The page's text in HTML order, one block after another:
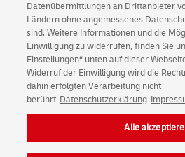
14,99 €2)
Sofort lieferbar
in den
Datenübermittlungen an Drittanbieter
Ländern ohne angemessenes
sind. Weitere Informationen und die
Einwilligung zu widerrufen, finden Sie
Einstellungen“ unten auf dieser
Widerruf der Einwilligung wird die
dahin erfolgten Verarbeitung nicht
berührt Datenschutzerklärung
Alle